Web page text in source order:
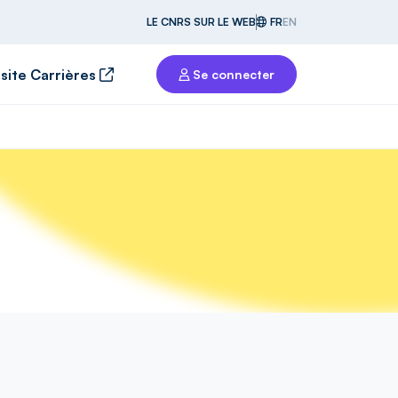
LE CNRS SUR LE WEB FREN
Carrières Se connecter